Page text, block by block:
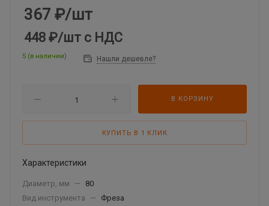
367 ₽/шт
448 ₽/шт с НДС
5 (в наличии) Нашли дешевле?
В КОРЗИНУ
КУПИТЬ В 1 КЛИК
Характеристики
Диаметр, мм —
80
Вид инструмента
—
Фреза